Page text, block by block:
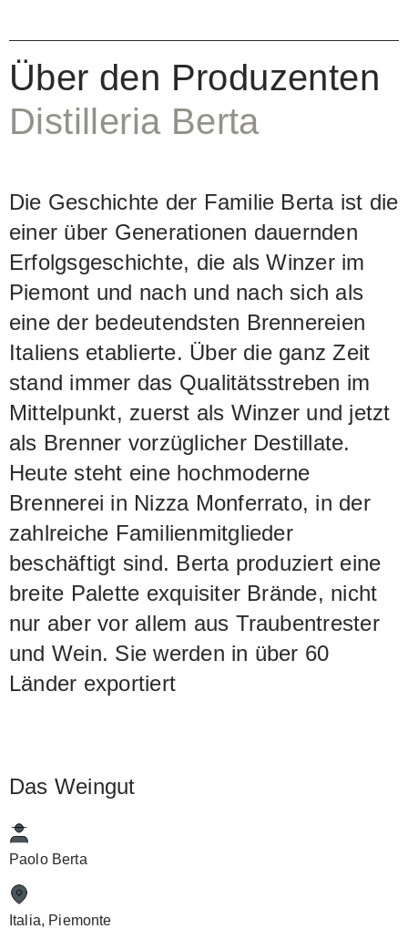
Über den Produzenten
Distilleria Berta
Die Geschichte der Familie Berta ist die
einer über Generationen dauernden
Erfolgsgeschichte, die als Winzer im
Piemont und nach und nach sich als
eine der bedeutendsten Brennereien
Italiens etablierte. Über die ganz Zeit
stand immer das Qualitätsstreben im
Mittelpunkt, zuerst als Winzer und jetzt
als Brenner vorzüglicher Destillate.
Heute steht eine hochmoderne
Brennerei in Nizza Monferrato, in der
zahlreiche Familienmitglieder
beschäftigt sind. Berta produziert eine
breite Palette exquisiter Brände, nicht
nur aber vor allem aus Traubentrester
und Wein. Sie werden in über 60
Länder exportiert
Das Weingut
Paolo Berta
Italia, Piemonte